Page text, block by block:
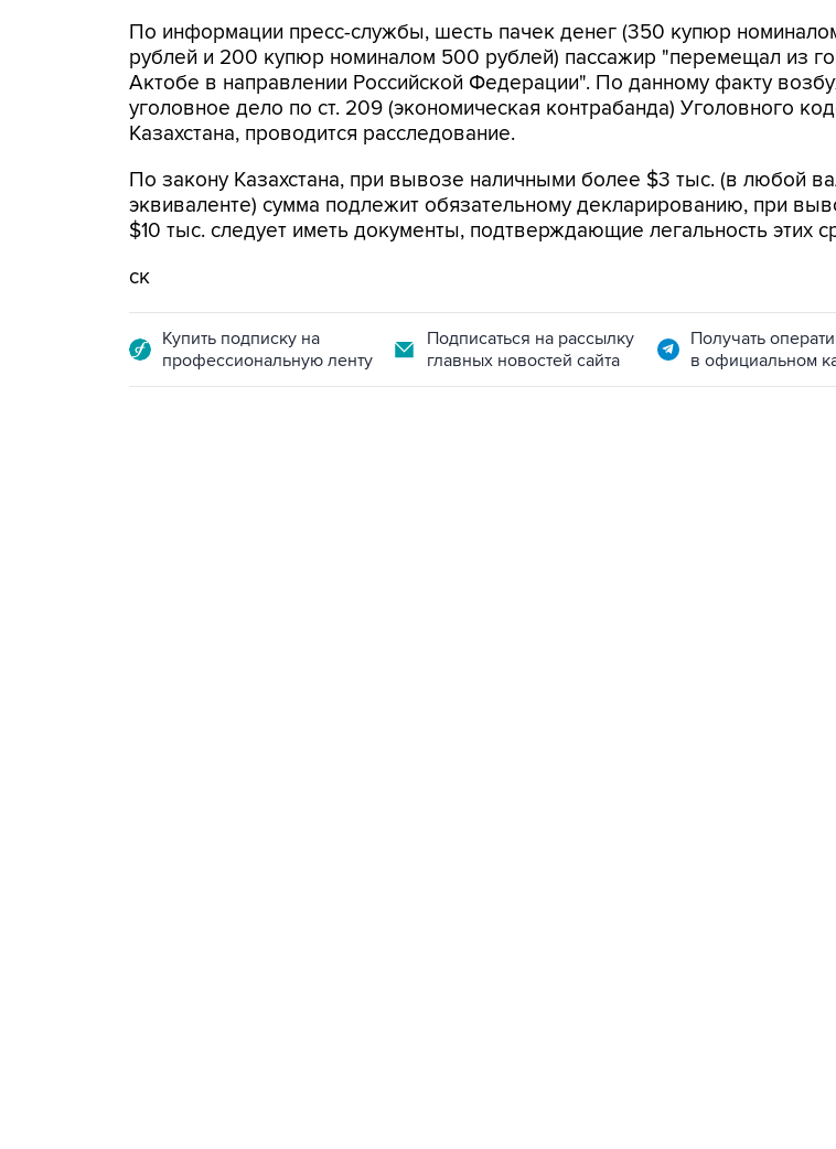
По информации пресс-службы, шесть пачек денег (350 купюр
рублей и 200 купюр номиналом 500 рублей) пассажир "перемещал из
Актобе в направлении Российской Федерации". По данному факту
уголовное дело по ст. 209 (экономическая контрабанда) Уголовного
Казахстана, проводится расследование.
По закону Казахстана, при вывозе наличными более $3 тыс. (в любой
эквиваленте) сумма подлежит обязательному декларированию, при
$10 тыс. следует иметь документы, подтверждающие легальность этих
ск
Купить подписку на
профессиональную ленту
Подписаться на рассылку
главных новостей сайта
Получать
в официальном